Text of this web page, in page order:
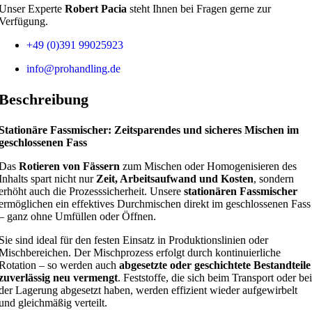
Experte Robert Pacia steht Ihnen bei Fragen gerne zur
+49 (0)391 99025923
info@prohandling.de
Fassmischer: Zeitsparendes und sicheres Mischen im
Fass
Rotieren von Fässern zum Mischen oder Homogenisieren des
spart nicht nur Zeit, Arbeitsaufwand und Kosten, sondern
auch die Prozesssicherheit. Unsere stationären Fassmischer
ein effektives Durchmischen direkt im geschlossenen Fass
ganz ohne Umfüllen oder Öffnen.
sind ideal für den festen Einsatz in Produktionslinien oder
Der Mischprozess erfolgt durch kontinuierliche
– so werden auch abgesetzte oder geschichtete Bestandteile
neu vermengt. Feststoffe, die sich beim Transport oder bei
Lagerung abgesetzt haben, werden effizient wieder aufgewirbelt
gleichmäßig verteilt.